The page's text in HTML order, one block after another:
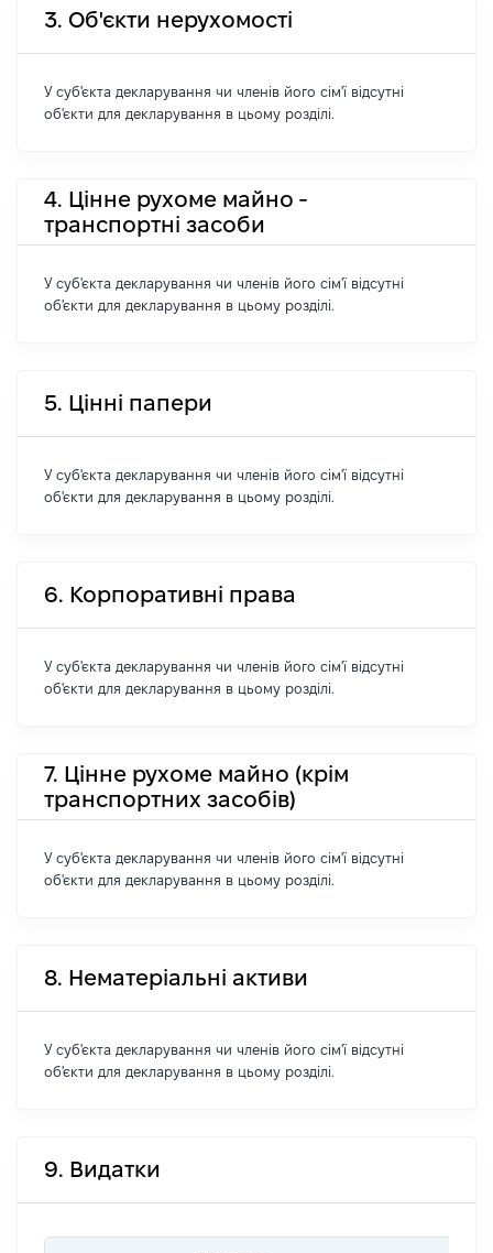
3. Об'єкти нерухомості
У суб'єкта декларування чи членів його сім'ї відсутні
об'єкти для декларування в цьому розділі.
4. Цінне рухоме майно -
транспортні засоби
У суб'єкта декларування чи членів його сім'ї відсутні
об'єкти для декларування в цьому розділі.
5. Цінні папери
У суб'єкта декларування чи членів його сім'ї відсутні
об'єкти для декларування в цьому розділі.
6. Корпоративні права
У суб'єкта декларування чи членів його сім'ї відсутні
об'єкти для декларування в цьому розділі.
7. Цінне рухоме майно (крім
транспортних засобів)
У суб'єкта декларування чи членів його сім'ї відсутні
об'єкти для декларування в цьому розділі.
8. Нематеріальні активи
У суб'єкта декларування чи членів його сім'ї відсутні
об'єкти для декларування в цьому розділі.
9. Видатки